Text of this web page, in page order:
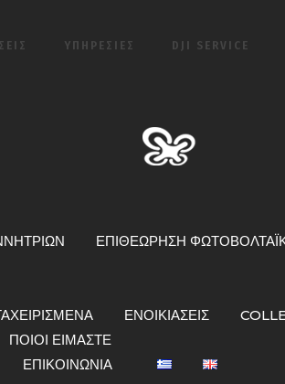
ΥΠΗΡΕΣΙΕΣ DJI SERVICE
ΕΠΙΘΕΏΡΗΣΗ
ΕΝΟΙΚΙΆΣΕΙΣ
ΠΟΙΟΙ ΕΙΜΑΣΤΕ
ΕΠΙΚΟΙΝΩΝΊΑ